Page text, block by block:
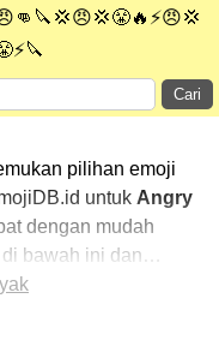
Cari
pilihan emoji
untuk Angry
dengan mudah
bawah ini dan
Anda untuk